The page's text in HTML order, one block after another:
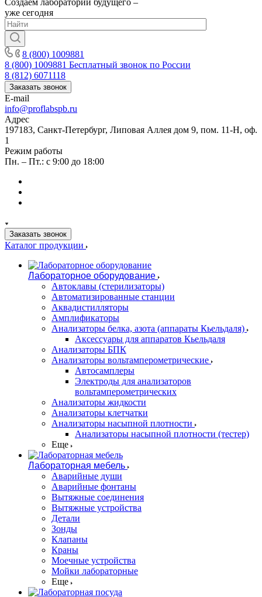
Создаём лаборатории будущего –
уже сегодня
8 (800) 1009881
8 (800) 1009881 Бесплатный звонок по России
8 (812) 6071118
Заказать звонок
E-mail
info@proflabspb.ru
Адрес
197183, Санкт-Петербург, Липовая Аллея дом 9, пом. 11-Н, оф.
1
Режим работы
Пн. – Пт.: с 9:00 до 18:00
Заказать звонок
Каталог продукции
Лабораторное оборудование
Автоклавы (стерилизаторы)
Автоматизированные станции
Аквадистилляторы
Амплификаторы
Анализаторы белка, азота (аппараты Кьельдаля)
Аксессуары для аппаратов Кьельдаля
Анализаторы БПК
Анализаторы вольтамперометрические
Автосамплеры
Электроды для анализаторов
вольтамперометрических
Анализаторы жидкости
Анализаторы клетчатки
Анализаторы насыпной плотности
Анализаторы насыпной плотности (тестер)
Еще
Лабораторная мебель
Аварийные души
Аварийные фонтаны
Вытяжные соединения
Вытяжные устройства
Детали
Зонды
Клапаны
Краны
Моечные устройства
Мойки лабораторные
Еще